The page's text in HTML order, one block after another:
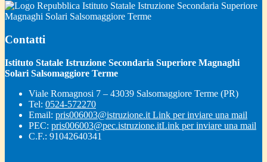
Istituto Statale Istruzione Secondaria Superiore
Magnaghi Solari Salsomaggiore Terme
Contatti
Istituto Statale Istruzione Secondaria Superiore Magnaghi
Solari Salsomaggiore Terme
Viale Romagnosi 7 – 43039 Salsomaggiore Terme (PR)
Tel: 0524-572270
Email: pris006003@istruzione.it Link per inviare una mail
PEC: pris006003@pec.istruzione.itLink per inviare una mail
C.F.: 91042640341